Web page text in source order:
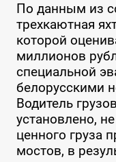
По данным из
трехкаютная
которой
миллионов
специальной
белорусскими
Водитель
установлено,
ценного груза
мостов, в